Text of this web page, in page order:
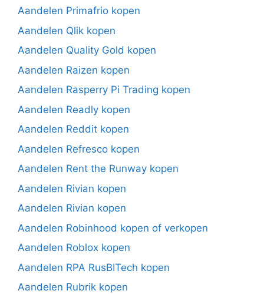
Aandelen Primafrio kopen
Aandelen Qlik kopen
Aandelen Quality Gold kopen
Aandelen Raizen kopen
Aandelen Rasperry Pi Trading kopen
Aandelen Readly kopen
Aandelen Reddit kopen
Aandelen Refresco kopen
Aandelen Rent the Runway kopen
Aandelen Rivian kopen
Aandelen Rivian kopen
Aandelen Robinhood kopen of verkopen
Aandelen Roblox kopen
Aandelen RPA RusBITech kopen
Aandelen Rubrik kopen